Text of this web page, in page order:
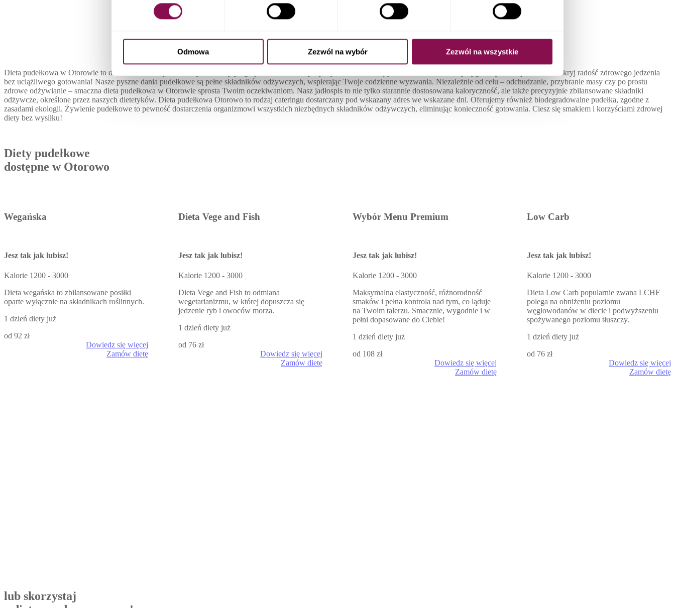
Odmowa Zezwól na wybór Zezwól na wszystkie
Zamów dietę
Dieta pudełkowa w Otorowie to doskonałe rozwiązanie dla tych, którzy pragną zadbać o zdrowy styl życia, lecz nie mają czasu na samodzielne przygotowywanie posiłków. Odkryj radość zdrowego jedzenia
bez uciążliwego gotowania! Nasze pyszne dania pudełkowe są pełne składników odżywczych, wspierając Twoje codzienne wyzwania. Niezależnie od celu – odchudzanie, przybranie masy czy po prostu
zdrowe odżywianie – smaczna dieta pudełkowa w Otorowie sprosta Twoim oczekiwaniom. Nasz jadłospis to nie tylko starannie dostosowana kaloryczność, ale także precyzyjnie zbilansowane składniki
odżywcze, określone przez naszych dietetyków. Dieta pudełkowa Otorowo to rodzaj cateringu dostarczany pod wskazany adres we wskazane dni. Oferujemy również biodegradowalne pudełka, zgodne z
zasadami ekologii. Żywienie pudełkowe to pewność dostarczenia organizmowi wszystkich niezbędnych składników odżywczych, eliminując konieczność gotowania. Ciesz się smakiem i korzyściami zdrowej
diety bez wysiłku!
Diety pudełkowe
dostępne w Otorowo
Wegańska
Jesz tak jak lubisz!
Kalorie 1200 - 3000
Dieta wegańska to zbilansowane posiłki
oparte wyłącznie na składnikach roślinnych.
1 dzień diety już
od 92 zł
Dowiedz się więcej
Zamów dietę
Dieta Vege and Fish
Jesz tak jak lubisz!
Kalorie 1200 - 3000
Dieta Vege and Fish to odmiana
wegetarianizmu, w której dopuszcza się
jedzenie ryb i owoców morza.
1 dzień diety już
od 76 zł
Dowiedz się więcej
Zamów dietę
Wybór Menu Premium
Jesz tak jak lubisz!
Kalorie 1200 - 3000
Maksymalna elastyczność, różnorodność
smaków i pełna kontrola nad tym, co ląduje
na Twoim talerzu. Smacznie, wygodnie i w
pełni dopasowane do Ciebie!
1 dzień diety już
od 108 zł
Dowiedz się więcej
Zamów dietę
Low Carb
Jesz tak jak lubisz!
Kalorie 1200 - 3000
Dieta Low Carb popularnie zwana LCHF
polega na obniżeniu poziomu
węglowodanów w diecie i podwyższeniu
spożywanego poziomu tłuszczy.
1 dzień diety już
od 76 zł
Dowiedz się więcej
Zamów dietę
lub skorzystaj